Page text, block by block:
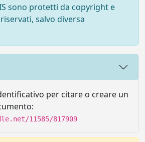
sono protetti da copyright e
salvo diversa
per citare o creare un
11585/817909